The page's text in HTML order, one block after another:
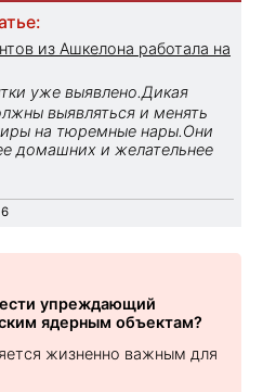
из Ашкелона работала на
уже выявлено.Дикая
выявляться и менять
на тюремные нары.Они
домашних и желательнее
упреждающий
ядерным объектам?
жизненно важным для